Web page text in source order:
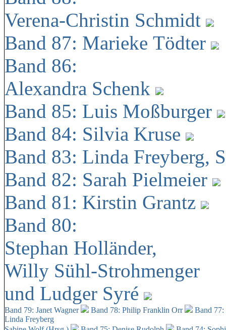
Verena-Christin Schmidt
Band 87: Marieke Tödter
Band 86:
Alexandra Schenk
Band 85: Luis Moßburger
Band 84: Silvia Kruse
Band 83: Linda Freyberg,
Band 82: Sarah Pielmeier
Band 81: Kirstin Grantz
Band 80:
Stephan Holländer,
Willy Sühl-Strohmenger
und Ludger Syré
Band 79: Janet Wagner Band 78: Philip Franklin Orr
Band
Linda Freyberg